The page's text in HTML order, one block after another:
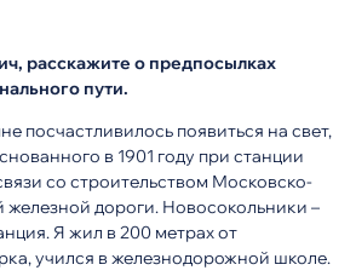
расскажите о предпосылках
пути.
посчастливилось появиться на свет,
в 1901 году при станции
со строительством Московско-
дороги. Новосокольники –
Я жил в 200 метрах от
учился в железнодорожной школе.